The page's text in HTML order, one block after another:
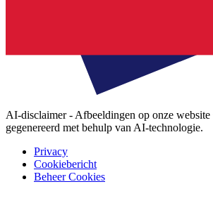
AI-disclaimer - Afbeeldingen op onze website
gegenereerd met behulp van AI-technologie.
Privacy
Cookiebericht
Beheer Cookies